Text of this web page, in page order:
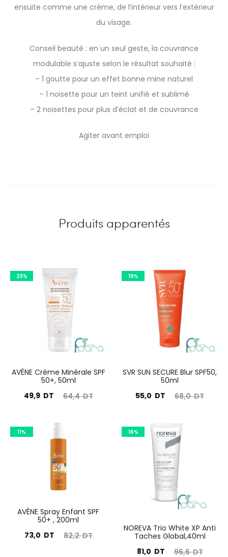
ensuite comme une crème, de l’intérieur vers l’extérieur
du visage.
Conseil beauté : en un seul geste, la couvrance
modulable s’ajuste selon le résultat souhaité :
– 1 goutte pour un effet bonne mine naturel
– 1 noisette pour un teint unifié et sublimé
– 2 noisettes pour plus d’éclat et de couvrance
Agiter avant emploi
Produits apparentés
23%
AVÈNE Crème Minérale SPF
50+, 50ml
64,4DT
Le
initial
était :
64,4
DT.
49,9 DT
actuel
19%
SVR SUN SECURE Blur SPF50,
50ml
68,0DT
Le
initial
était :
68,0
DT.
55,0 DT
actuel
11%
AVÈNE Spray Enfant SPF
50+ , 200ml
82,2DT
Le
73,0 DT
16%
NOREVA Trio White XP Anti
Taches Global,40ml
96,6DT
Le
81,0 DT